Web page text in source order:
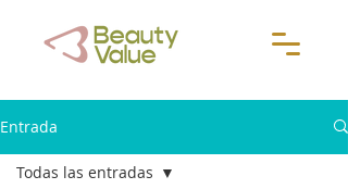
Entrada
Todas las entradas